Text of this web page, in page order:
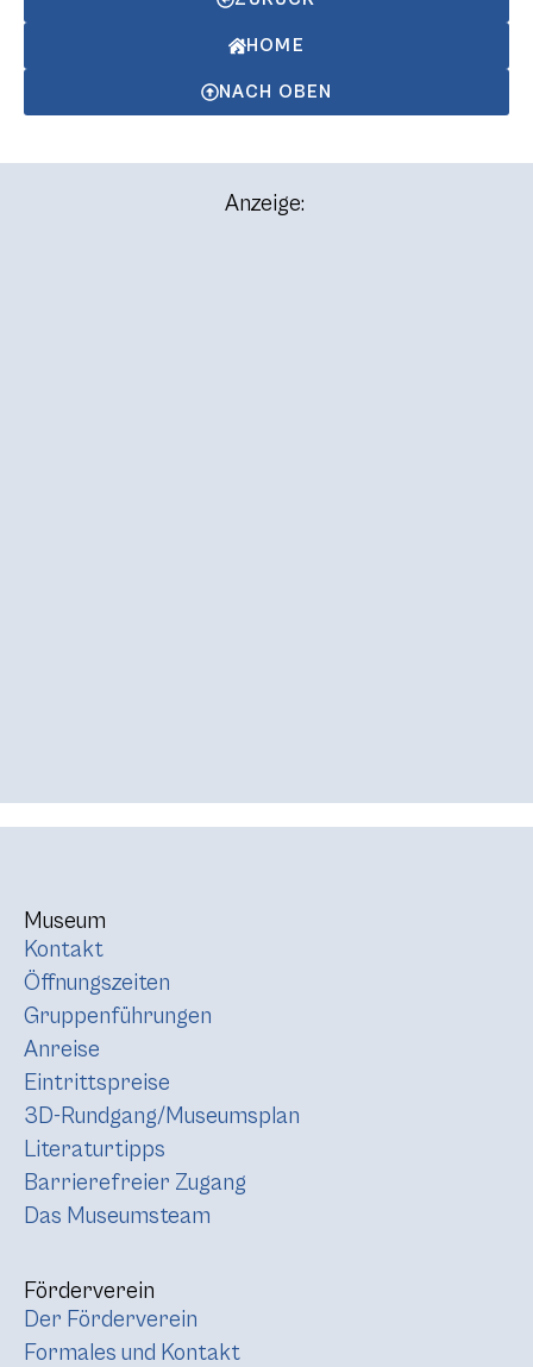
HOME
NACH OBEN
Anzeige:
Museum
Kontakt
Öffnungszeiten
Gruppenführungen
Anreise
Eintrittspreise
3D-Rundgang/Museumsplan
Literaturtipps
Barrierefreier Zugang
Das Museumsteam
Förderverein
Der Förderverein
Formales und Kontakt